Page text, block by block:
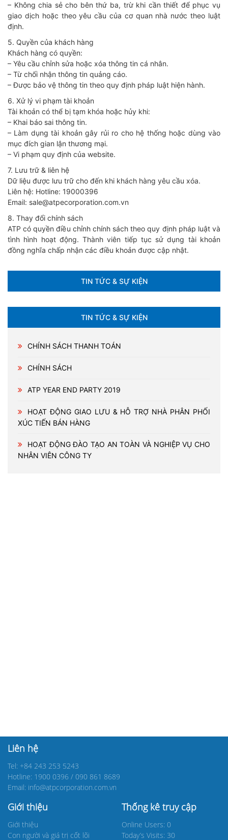
TIN TỨC & SỰ KIỆN
TIN TỨC & SỰ KIỆN
CHÍNH SÁCH THANH TOÁN
CHÍNH SÁCH
ATP YEAR END PARTY 2019
HOẠT ĐỘNG GIAO LƯU & HỖ TRỢ NHÀ PHÂN PHỐI
XÚC TIẾN BÁN HÀNG
HOẠT ĐỘNG ĐÀO TẠO AN TOÀN VÀ NGHIỆP VỤ CHO
NHÂN VIÊN CÔNG TY
– Không chia sẻ cho bên thứ ba, trừ khi cần thiết để phục vụ
giao dịch hoặc theo yêu cầu của cơ quan nhà nước theo luật
định.
5. Quyền của khách hàng
Khách hàng có quyền:
– Yêu cầu chỉnh sửa hoặc xóa thông tin cá nhân.
– Từ chối nhận thông tin quảng cáo.
– Được bảo vệ thông tin theo quy định pháp luật hiện hành.
6. Xử lý vi phạm tài khoản
Tài khoản có thể bị tạm khóa hoặc hủy khi:
– Khai báo sai thông tin.
– Làm dụng tài khoản gây rủi ro cho hệ thống hoặc dùng vào
mục đích gian lận thương mại.
– Vi phạm quy định của website.
7. Lưu trữ & liên hệ
Dữ liệu được lưu trữ cho đến khi khách hàng yêu cầu xóa.
Liên hệ: Hotline: 19000396
Email: sale@atpecorporation.com.vn
8. Thay đổi chính sách
ATP có quyền điều chỉnh chính sách theo quy định pháp luật và
tình hình hoạt động. Thành viên tiếp tục sử dụng tài khoản
đồng nghĩa chấp nhận các điều khoản được cập nhật.
Liên hệ
Tel: +84 243 253 5243
Hotline: 1900 0396 / 090 861 8689
Email: info@atpcorporation.com.vn
Giới thiệu
Giới thiệu
Con người và giá trị cốt lõi
Thống kê truy cập
Online Users: 0
Today’s Visits: 30